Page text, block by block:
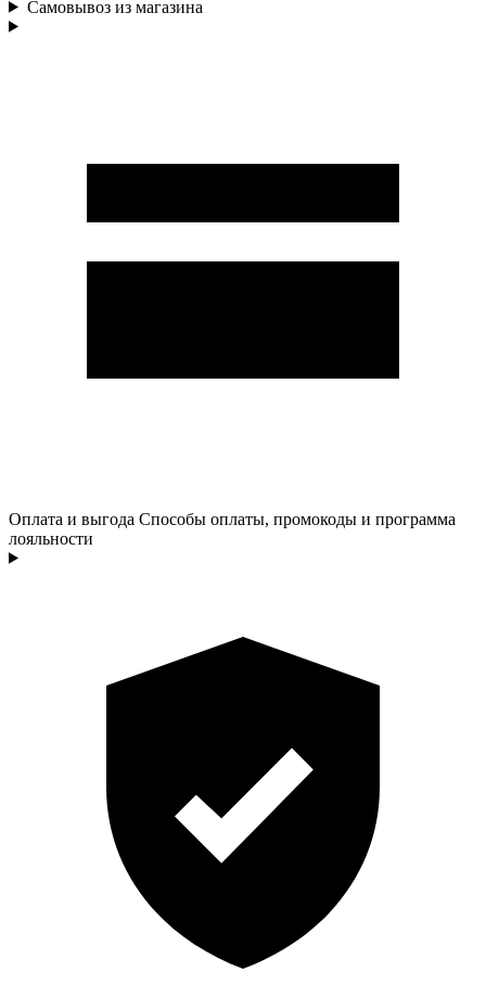
Самовывоз из магазина
Оплата и выгода Способы оплаты, промокоды и программа
лояльности